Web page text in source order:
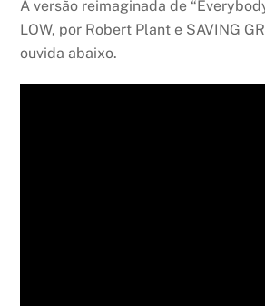
A versão reimaginada de
LOW, por Robert Plant e SAVING
ouvida abaixo.